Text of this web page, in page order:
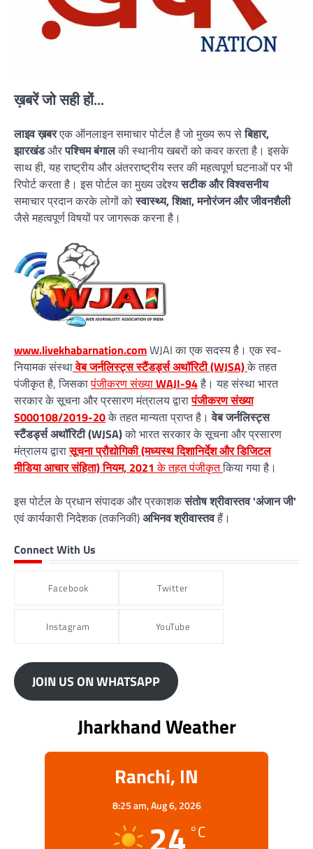
ख़बरें जो सही हों...
लाइव ख़बरएक ऑनलाइन समाचार पोर्टल है जो मुख्य रूप सेबिहार,
झारखंडऔरपश्चिम बंगालकी स्थानीय खबरों को कवर करता है। इसके
साथ ही, यह राष्ट्रीय और अंतरराष्ट्रीय स्तर की महत्वपूर्ण घटनाओं पर भी
रिपोर्ट करता है। इस पोर्टल का मुख्य उद्देश्यसटीक और विश्वसनीय
समाचार प्रदान करके लोगों कोस्वास्थ्य, शिक्षा, मनोरंजन और जीवनशैली
जैसे महत्वपूर्ण विषयों पर जागरूक करना है।
www.livekhabarnation.comWJAI का एक सदस्य है। एक स्व-
नियामक संस्थावेब जर्नलिस्ट्स स्टैंडर्ड्स अथॉरिटी (WJSA)के तहत
पंजीकृत है, जिसकापंजीकरण संख्याWAJI-94है। यह संस्था भारत
सरकार के सूचना और प्रसारण मंत्रालय द्वारापंजीकरण संख्या
S000108/2019-20के तहत मान्यता प्राप्त है।वेब जर्नलिस्ट्स
स्टैंडर्ड्स अथॉरिटी (WJSA)को भारत सरकार के सूचना और प्रसारण
मंत्रालय द्वारासूचना प्रौद्योगिकी (मध्यस्थ दिशानिर्देश और डिजिटल
मीडिया आचार संहिता) नियम, 2021 के तहत पंजीकृतकिया गया है।
इस पोर्टल के प्रधान संपादक और प्रकाशकसंतोष श्रीवास्तव 'अंजान जी'
एवं कार्यकारी निदेशक (तकनिकी)अभिनव श्रीवास्तवहैं।
Connect With Us
Facebook Twitter
Instagram YouTube
JOIN US ON WHATSAPP
Jharkhand Weather
Ranchi, IN
8:25 am,Aug 6, 2026
°C